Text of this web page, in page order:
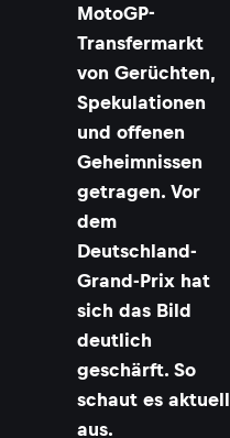
MotoGP-
Transfermarkt
von Gerüchten,
Spekulationen
und offenen
Geheimnissen
getragen. Vor
dem
Deutschland-
Grand-Prix hat
sich das Bild
deutlich
geschärft. So
schaut es aktuell
aus.